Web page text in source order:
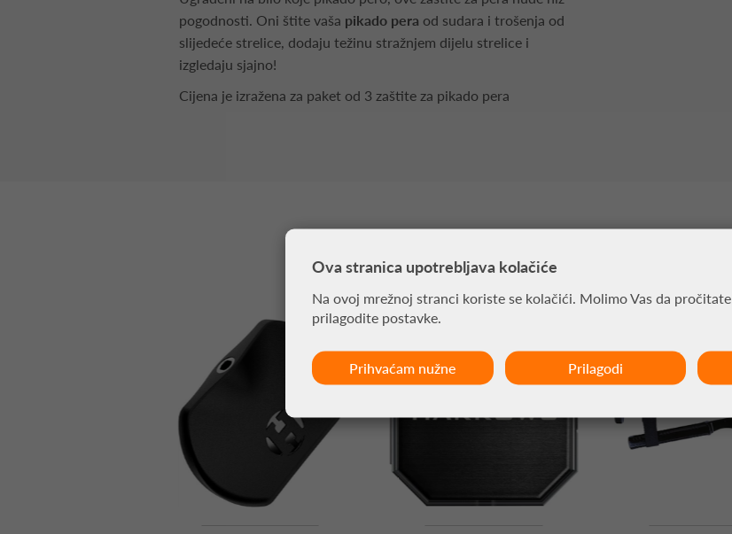
pogodnosti. Oni štite vaša pikado pera od sudara i trošenja od
slijedeće strelice, dodaju težinu stražnjem dijelu strelice i
izgledaju sjajno!
Cijena je izražena za paket od 3 zaštite za pikado pera
Ova stranica upotrebljava kolačiće
Na ovoj mrežnoj stranci koriste se kolačići. Molimo Vas da pročitate
prilagodite postavke.
Prihvaćam nužne Prilagodi